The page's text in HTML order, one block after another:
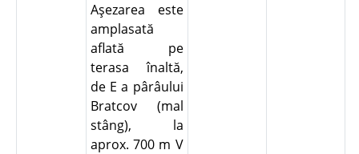
Aşezarea este
amplasată
aflată pe
terasa înaltă,
de E a pârâului
Bratcov (mal
stâng), la
aprox. 700 m V